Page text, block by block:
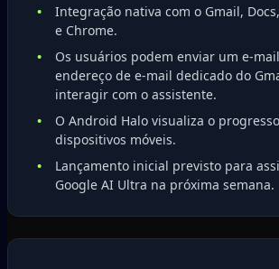
Integração nativa com o Gmail,
e Chrome.
Os usuários podem enviar um e-
endereço de e-mail dedicado do
interagir com o assistente.
O Android Halo visualiza o
dispositivos móveis.
Lançamento inicial previsto para
Google AI Ultra na próxima semana.